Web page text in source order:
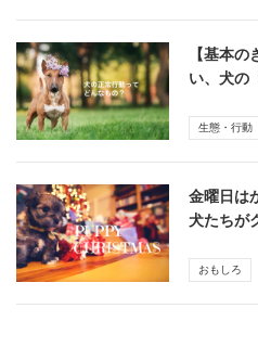
【基本
い、犬の
生態・行動
金曜日は
犬たちが
おもしろ